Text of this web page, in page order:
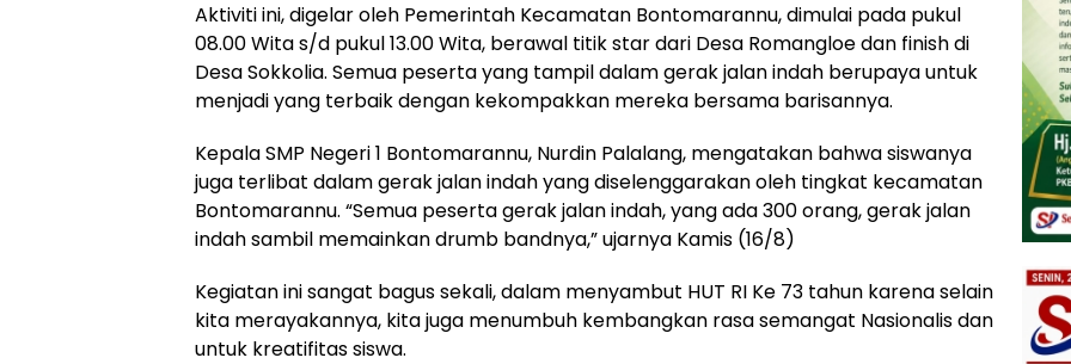
Aktiviti ini, digelar oleh Pemerintah Kecamatan Bontomarannu, dimulai pada pukul
08.00 Wita s/d pukul 13.00 Wita, berawal titik star dari Desa Romangloe dan finish di
Desa Sokkolia. Semua peserta yang tampil dalam gerak jalan indah berupaya untuk
menjadi yang terbaik dengan kekompakkan mereka bersama barisannya.
Kepala SMP Negeri 1 Bontomarannu, Nurdin Palalang, mengatakan bahwa siswanya
juga terlibat dalam gerak jalan indah yang diselenggarakan oleh tingkat kecamatan
Bontomarannu. “Semua peserta gerak jalan indah, yang ada 300 orang, gerak jalan
indah sambil memainkan drumb bandnya,” ujarnya Kamis (16/8)
Kegiatan ini sangat bagus sekali, dalam menyambut HUT RI Ke 73 tahun karena selain
kita merayakannya, kita juga menumbuh kembangkan rasa semangat Nasionalis dan
untuk kreatifitas siswa.